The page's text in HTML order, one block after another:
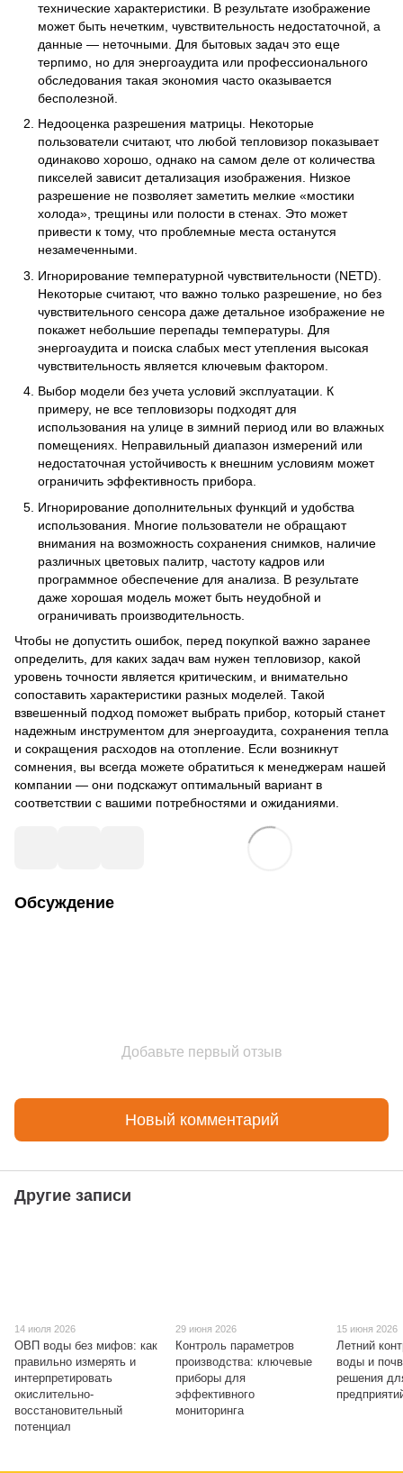
технические характеристики. В результате изображение
может быть нечетким, чувствительность недостаточной, а
данные — неточными. Для бытовых задач это еще
терпимо, но для энергоаудита или профессионального
обследования такая экономия часто оказывается
бесполезной.
Недооценка разрешения матрицы. Некоторые
пользователи считают, что любой тепловизор показывает
одинаково хорошо, однако на самом деле от количества
пикселей зависит детализация изображения. Низкое
разрешение не позволяет заметить мелкие «мостики
холода», трещины или полости в стенах. Это может
привести к тому, что проблемные места останутся
незамеченными.
Игнорирование температурной чувствительности (NETD).
Некоторые считают, что важно только разрешение, но без
чувствительного сенсора даже детальное изображение не
покажет небольшие перепады температуры. Для
энергоаудита и поиска слабых мест утепления высокая
чувствительность является ключевым фактором.
Выбор модели без учета условий эксплуатации. К
примеру, не все тепловизоры подходят для
использования на улице в зимний период или во влажных
помещениях. Неправильный диапазон измерений или
недостаточная устойчивость к внешним условиям может
ограничить эффективность прибора.
Игнорирование дополнительных функций и удобства
использования. Многие пользователи не обращают
внимания на возможность сохранения снимков, наличие
различных цветовых палитр, частоту кадров или
программное обеспечение для анализа. В результате
даже хорошая модель может быть неудобной и
ограничивать производительность.
Чтобы не допустить ошибок, перед покупкой важно заранее
определить, для каких задач вам нужен тепловизор, какой
уровень точности является критическим, и внимательно
сопоставить характеристики разных моделей. Такой
взвешенный подход поможет выбрать прибор, который станет
надежным инструментом для энергоаудита, сохранения тепла
и сокращения расходов на отопление. Если возникнут
сомнения, вы всегда можете обратиться к менеджерам нашей
компании — они подскажут оптимальный вариант в
соответствии с вашими потребностями и ожиданиями.
Обсуждение
Добавьте первый отзыв
Новый комментарий
Другие записи
14 июля 2026
ОВП воды без мифов: как
правильно измерять и
интерпретировать
окислительно-
восстановительный
потенциал
29 июня 2026
Контроль параметров
производства: ключевые
приборы для
эффективного
мониторинга
15 июня 2026
Летний
воды и
решения